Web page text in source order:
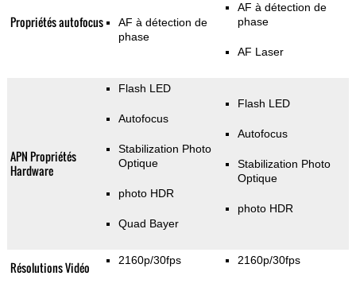
Propriétés autofocus
AF à détection de
phase
AF à détection de
phase
AF Laser
APN Propriétés
Hardware
Flash LED
Autofocus
Stabilization Photo
Optique
photo HDR
Quad Bayer
Flash LED
Autofocus
Stabilization Photo
Optique
photo HDR
Résolutions Vidéo 2160p/30fps 2160p/30fps